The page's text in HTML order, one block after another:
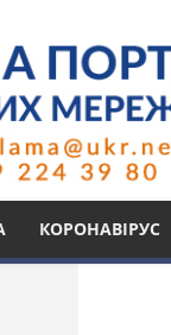
КОРОНАВІРУС